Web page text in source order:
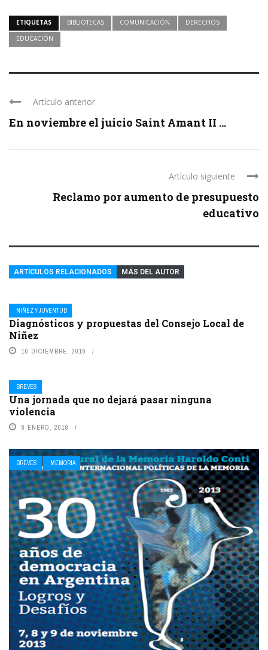
ETIQUETAS BIBLIOTECAS COMUNICACIÓN
DERECHOS
EDUCACIÓN
Artículo anterior
En noviembre el juicio Saint Amant II ...
Artículo siguiente
Reclamo por aumento de presupuesto
educativo
ARTÍCULOS RELACIONADOS MÁS DEL AUTOR
NIÑEZ Y JUVENTUD
Diagnósticos y propuestas del Consejo Local de
Niñez
10 DICIEMBRE, 2016
BREVES
Una jornada que no dejará pasar ninguna
violencia
8 ENERO, 2016
BREVES MEMORIA